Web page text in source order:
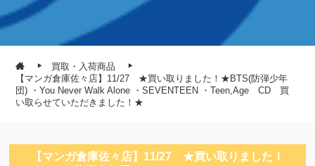
買取・入荷商品
【マンガ倉庫佐々店】11/27 ★買い取りました！★BTS(防弾少年
団) ・You Never Walk Alone ・SEVENTEEN ・Teen,Age CD 買
い取らせていただきました！★
【マンガ倉庫佐々店】11/27 ★買い取りました！